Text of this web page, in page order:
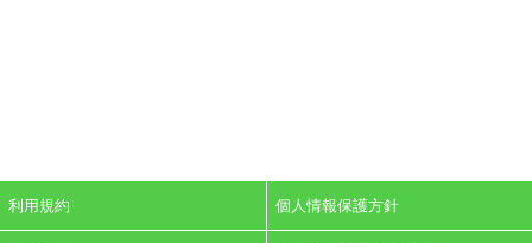
利用規約 個人情報保護方針